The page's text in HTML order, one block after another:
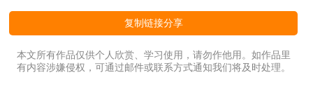
复制链接分享
本文所有作品仅供个人欣赏、学习使用，请勿作他用。如作品里
有内容涉嫌侵权，可通过邮件或联系方式通知我们将及时处理。